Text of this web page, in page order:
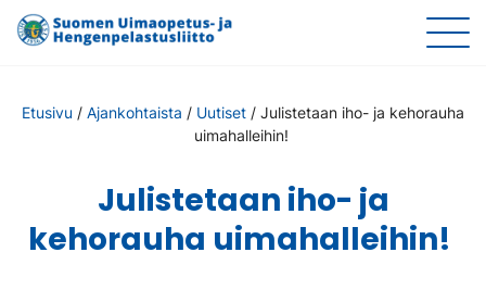
Etusivu / Ajankohtaista / Uutiset / Julistetaan iho- ja kehorauha
uimahalleihin!
Julistetaan iho- ja
kehorauha uimahalleihin!